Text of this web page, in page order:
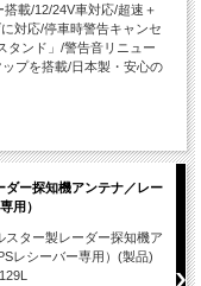
載/12/24V車対応/超速＋
対応/停車時警告キャンセ
タンド」/警告音リニュー
プを搭載/日本製・安心の
ー探知機アンテナ／レー
用）
ター製レーダー探知機ア
レシーバー専用）(製品)